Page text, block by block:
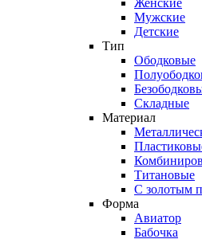
Женские
Мужские
Детские
Тип
Ободковые
Складные
Материал
Титановые
С золотым
Форма
Авиатор
Бабочка